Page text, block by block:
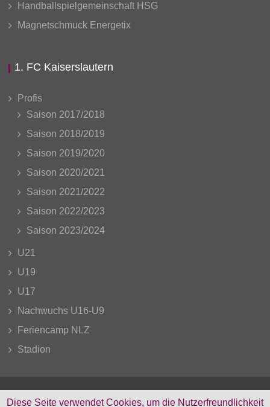
Handballspielgemeinschaft HSG
Magnetschmuck Energetix
1. FC Kaiserslautern
Profis
Saison 2017/2018
Saison 2018/2019
Saison 2019/2020
Saison 2020/2021
Saison 2021/2022
Saison 2022/2023
Saison 2023/2024
U21
U19
U17
Nachwuchs U16-U9
Feriencamp NLZ
Stadion
Diese Seite verwendet Cookies, um die Nutzerfreundlichkeit